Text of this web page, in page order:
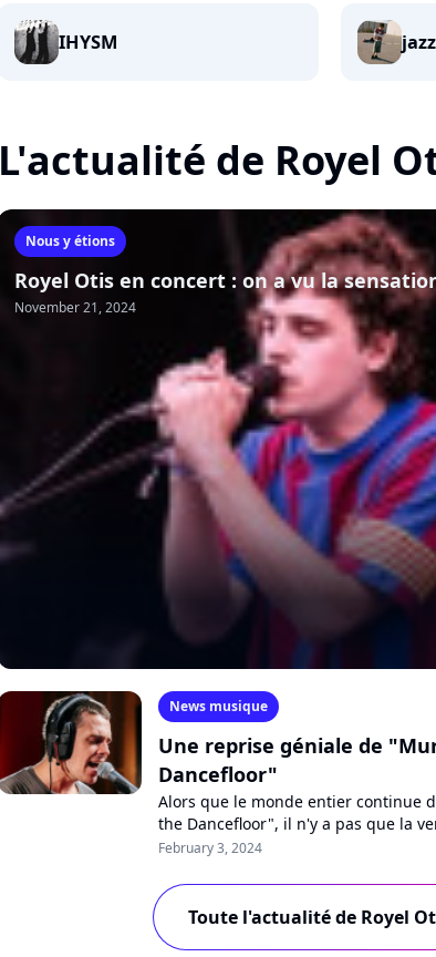
IHYSM
L'actualité de Royel
Nous y étions
Royel Otis en concert : on a vu la
November 21, 2024
News musique
Une reprise géniale de
Dancefloor"
Alors que le monde entier continue
the Dancefloor", il n'y a pas que la
qui cartonne. Une reprise...
February 3, 2024
Toute l'actualité de Royel